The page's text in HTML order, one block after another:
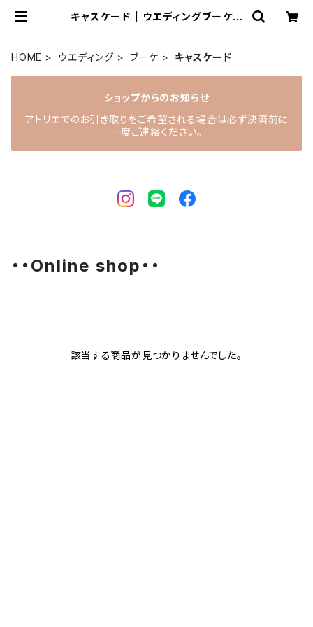
キャスケード | ウエディングブーケと
HOME ウエディング ブーケ キャスケード
ショップからのお知らせ
アトリエでのお引き取りをご希望される場合は必ず決済前に
一度ご連絡ください。
・・Online shop・・
該当する商品が見つかりませんでした。